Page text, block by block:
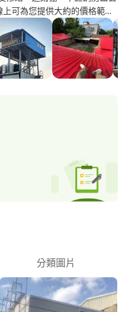
丈量為主，對雙方皆有保障?
討論‼️ ✅誠信 ✅負責
分類圖片